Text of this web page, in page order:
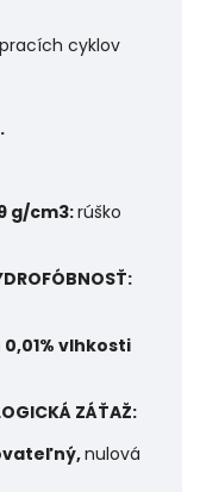
cyklov
g/cm3:rúško
0,01% vlhkosti
ZÁŤAŽ:
nulová